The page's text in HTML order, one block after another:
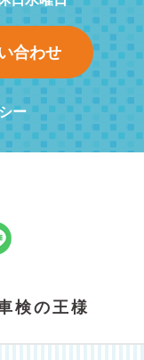
合わせ
ー
検の王様